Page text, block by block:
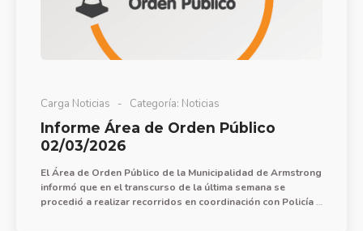
Carga Noticias Categoría: Noticias
Informe Área de Orden Público
02/03/2026
El Área de Orden Público de la Municipalidad de Armstrong
informó que en el transcurso de la última semana se
procedió a realizar recorridos en coordinación con Policía y